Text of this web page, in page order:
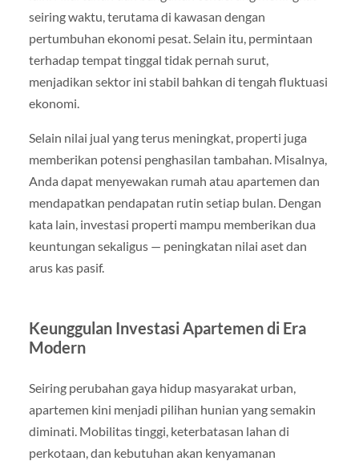
seiring waktu, terutama di kawasan dengan
pertumbuhan ekonomi pesat. Selain itu, permintaan
terhadap tempat tinggal tidak pernah surut,
menjadikan sektor ini stabil bahkan di tengah fluktuasi
ekonomi.
Selain nilai jual yang terus meningkat, properti juga
memberikan potensi penghasilan tambahan. Misalnya,
Anda dapat menyewakan rumah atau apartemen dan
mendapatkan pendapatan rutin setiap bulan. Dengan
kata lain, investasi properti mampu memberikan dua
keuntungan sekaligus — peningkatan nilai aset dan
arus kas pasif.
Keunggulan Investasi Apartemen di Era
Modern
Seiring perubahan gaya hidup masyarakat urban,
apartemen kini menjadi pilihan hunian yang semakin
diminati. Mobilitas tinggi, keterbatasan lahan di
perkotaan, dan kebutuhan akan kenyamanan